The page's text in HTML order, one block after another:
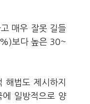
매우 잘못 길들
보다 높은 30~
법도 제시하지
일방적으로 양